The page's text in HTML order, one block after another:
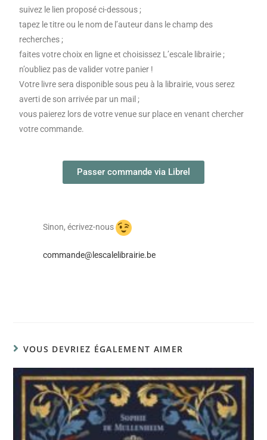
suivez le lien proposé ci-dessous ;
tapez le titre ou le nom de l’auteur dans le champ des
recherches ;
faites votre choix en ligne et choisissez L’escale librairie ;
n’oubliez pas de valider votre panier !
Votre livre sera disponible sous peu à la librairie, vous serez
averti de son arrivée par un mail ;
vous paierez lors de votre venue sur place en venant chercher
votre commande.
Passer commande via Librel
Sinon, écrivez-nous
commande@lescalelibrairie.be
VOUS DEVRIEZ ÉGALEMENT AIMER